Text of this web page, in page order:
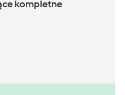
kompletne